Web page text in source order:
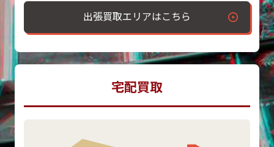
出張買取エリアはこちら
宅配買取